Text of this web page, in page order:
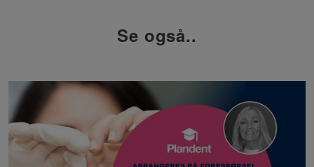
Se også..